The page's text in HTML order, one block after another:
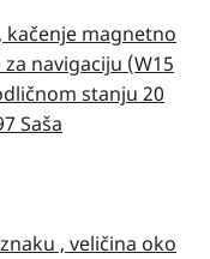
kačenje magnetno
navigaciju (W15
stanju 20
Saša
, veličina oko